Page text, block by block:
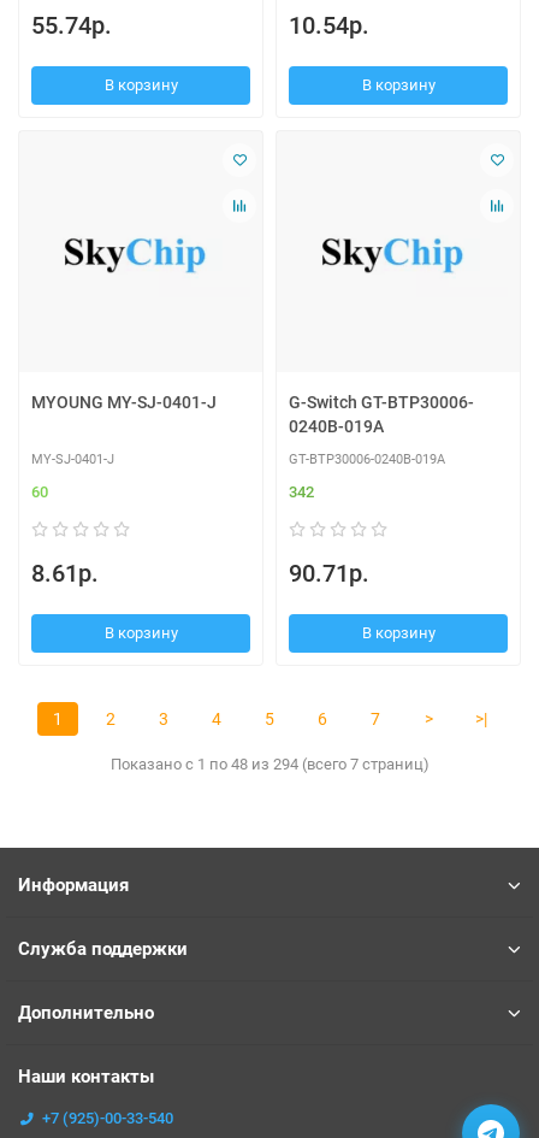
55.74р.
В корзину
10.54р.
В корзину
MYOUNG MY-SJ-0401-J
MY-SJ-0401-J
60
8.61р.
В корзину
G-Switch GT-BTP30006-
0240B-019A
GT-BTP30006-0240B-019A
342
90.71р.
В корзину
1 2 3 4 5 6 7 > >|
Показано с 1 по 48 из 294 (всего 7 страниц)
Информация
Служба поддержки
Дополнительно
Наши контакты
+7 (925)-00-33-540